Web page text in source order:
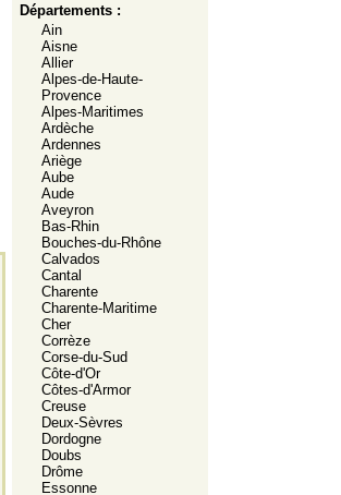
Départements :
Ain
Aisne
Allier
Alpes-de-Haute-
Provence
Alpes-Maritimes
Ardèche
Ardennes
Ariège
Aube
Aude
Aveyron
Bas-Rhin
Bouches-du-Rhône
Calvados
Cantal
Charente
Charente-Maritime
Cher
Corrèze
Corse-du-Sud
Côte-d'Or
Côtes-d'Armor
Creuse
Deux-Sèvres
Dordogne
Doubs
Drôme
Essonne